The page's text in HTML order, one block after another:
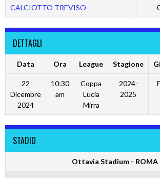
CALCIOTTO TREVISO
DETTAGLI
Data Ora League Stagione
22
Dicembre
2024
10:30
am
Coppa
Lucia
Mirra
2024-
2025
STADIO
Ottavia Stadium - ROMA